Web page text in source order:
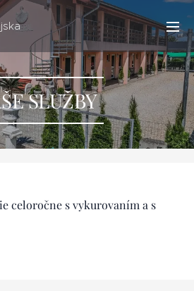
SLUŽBY
celoročne s vykurovaním a s